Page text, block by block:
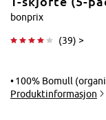
bonprix
(39) >
100% Bomull
Produktinformasjon